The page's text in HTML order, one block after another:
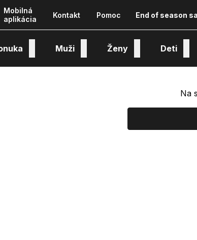
Mobilná
aplikácia
Kontakt Pomoc End of season
Muži Ženy Deti
Na